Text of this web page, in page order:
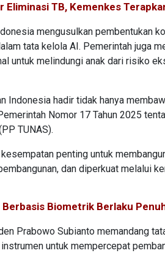
Eliminasi TB, Kemenkes
mengusulkan pembentukan
tata kelola AI. Pemerintah juga
untuk melindungi anak dari risiko
Indonesia hadir tidak hanya
Nomor 17 Tahun 2025
TUNAS).
penting untuk
dan diperkuat melalui
Biometrik Berlaku
Prabowo Subianto memandang
untuk mempercepat